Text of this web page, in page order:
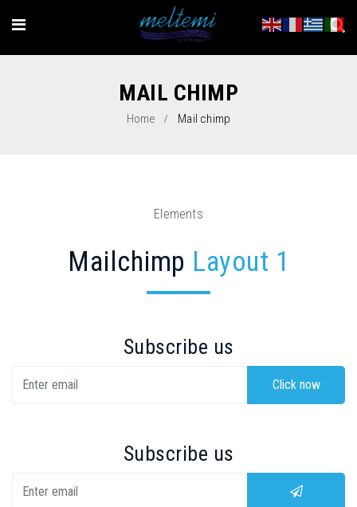
MAIL CHIMP
Home Mail chimp
Elements
Mailchimp Layout 1
Subscribe us
Click now
Subscribe us